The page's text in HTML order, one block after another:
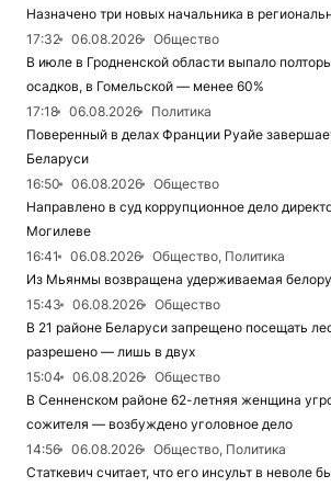
Назначено три новых начальника в
17:32
06.08.2026
Общество
В июле в Гродненской области выпало
осадков, в Гомельской — менее 60%
17:18
06.08.2026
Политика
Поверенный в делах Франции Руайе
Беларуси
16:50
06.08.2026
Общество
Направлено в суд коррупционное дело
Могилеве
16:41
06.08.2026
Общество, Политика
Из Мьянмы возвращена удерживаемая
15:43
06.08.2026
Общество
В 21 районе Беларуси запрещено посещать
разрешено — лишь в двух
15:04
06.08.2026
Общество
В Сенненском районе 62-летняя женщина
сожителя — возбуждено уголовное дело
14:56
06.08.2026
Общество, Политика
Статкевич считает, что его инсульт в неволе